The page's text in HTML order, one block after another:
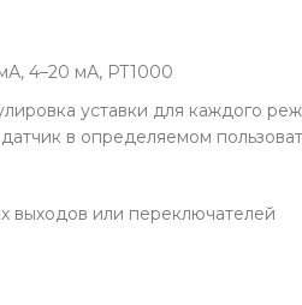
4–20 мА, PT1000
уставки для каждого
в определяемом
выходов или переключателей